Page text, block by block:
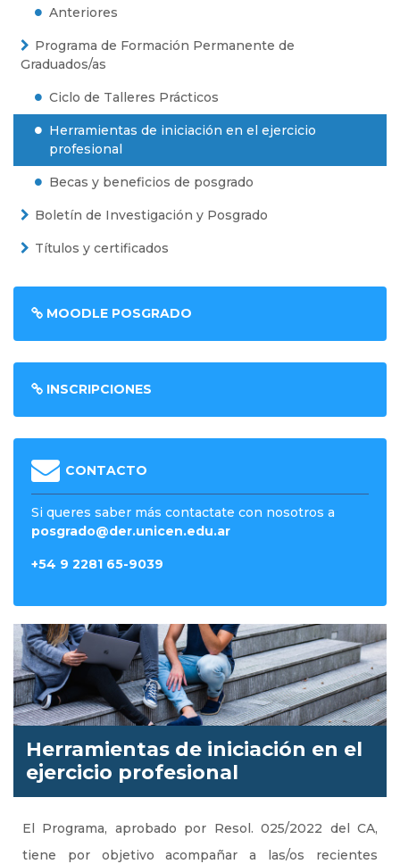
Anteriores
Programa de Formación Permanente de
Graduados/as
Ciclo de Talleres Prácticos
Herramientas de iniciación en el ejercicio
profesional
Becas y beneficios de posgrado
Boletín de Investigación y Posgrado
Títulos y certificados
MOODLE POSGRADO
INSCRIPCIONES
CONTACTO
Si queres saber más contactate con nosotros a
posgrado@der.unicen.edu.ar
+54 9 2281 65-9039
Herramientas de iniciación en el
ejercicio profesional
El Programa, aprobado por Resol. 025/2022 del CA,
tiene por objetivo acompañar a las/os recientes